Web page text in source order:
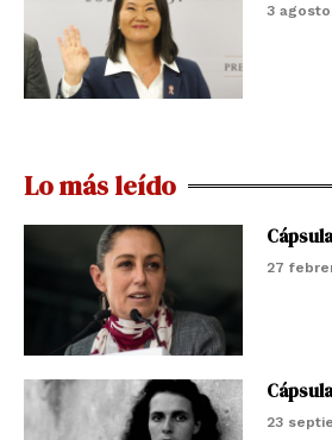
3
Lo más leído
27
23